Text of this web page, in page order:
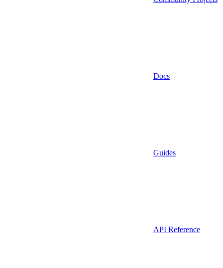
Docs
Guides
API Reference